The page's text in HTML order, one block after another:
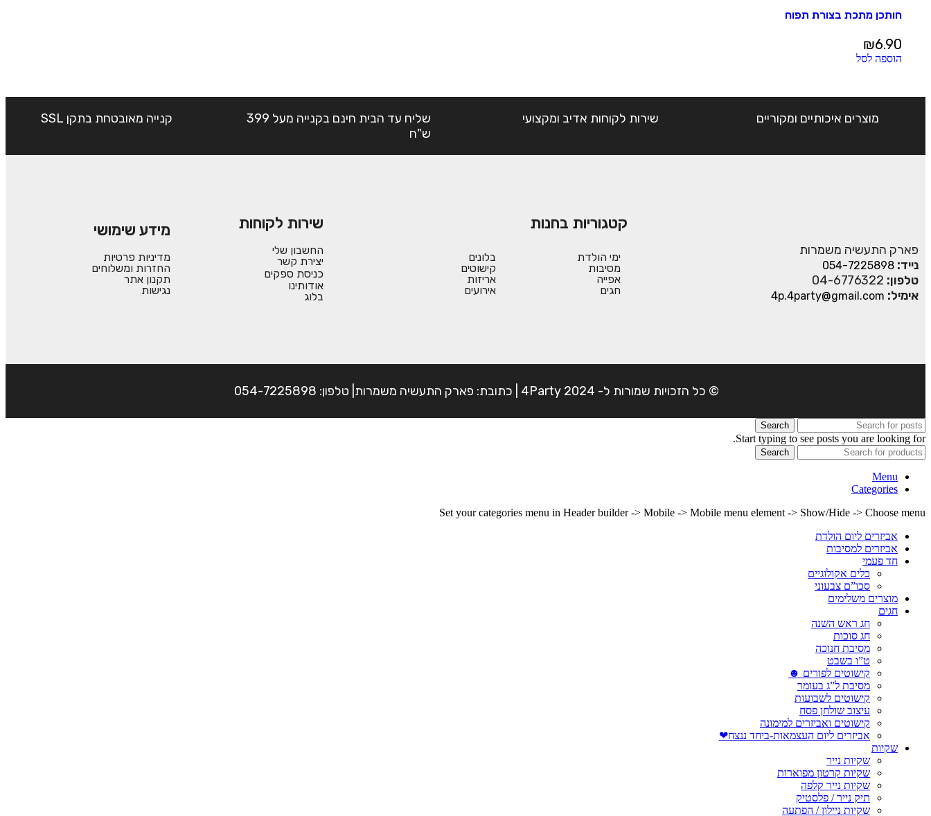
חותכן מתכת בצורת תפוח
₪6.90
הוספה לסל
מוצרים איכותיים ומקוריים שירות לקוחות אדיב ומקצועי
שליח עד הבית חינם בקנייה מעל 399
ש"ח
קנייה מאובטחת בתקן SSL
פארק התעשיה משמרות
נייד: 054-7225898
טלפון: 04-6776322
אימיל: 4p.4party@gmail.com
קטגוריות בחנות
ימי הולדת
מסיבות
אפייה
חגים
בלונים
קישוטים
אריזות
אירועים
שירות לקוחות
החשבון שלי
יצירת קשר
כניסת ספקים
אודותינו
בלוג
מידע שימושי
מדיניות פרטיות
החזרות ומשלוחים
תקנון אתר
נגישות
© כל הזכויות שמורות ל- 4Party 2024 | כתובת: פארק התעשיה משמרות| טלפון: 054-7225898
Search
Start typing to see posts you are looking for.
Search
Menu
Categories
Set your categories menu in Header builder -> Mobile -> Mobile menu element -> Show/Hide -> Choose menu
אביזרים ליום הולדת
אביזרים למסיבות
חד פעמי
כלים אקולוגיים
סכו”ם צבעוני
מוצרים משלימים
חגים
חג ראש השנה
חג סוכות
מסיבת חנוכה
ט”ו בשבט
קישוטים לפורים ☻
מסיבת ל”ג בעומר
קישוטים לשבועות
עיצוב שולחן פסח
קישוטים ואביזרים למימונה
אביזרים ליום העצמאות-ביחד ננצח❤
שקיות
שקיות נייר
שקיות קרטון מפוארות
שקיות נייר קלפה
תיק נייר / פלסטיק
שקיות ניילון / הפתעה